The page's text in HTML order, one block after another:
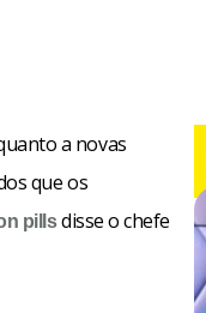
a novas
que os
pillsdisse o chefe